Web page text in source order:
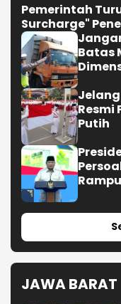
Pemerintah
Surcharge"
Batas
Jelang
Resmi
Putih
JAWA BARAT